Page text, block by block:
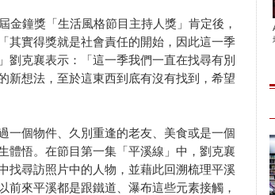
金鐘獎「生活風格節目主持人獎」肯定後，
其實得獎就是社會責任的開始，因此這一季
劉克襄表示：「這一季我們一直在找尋有別
新想法，至於這東西到底有沒有找到，希望
一個物件、久別重逢的老友、美食或是一個
體悟。在節目第一集「平溪線」中，劉克襄
找尋訪照片中的人物，並藉此回溯梳理平溪
來平溪都是跟鐵道、瀑布這些元素接觸，